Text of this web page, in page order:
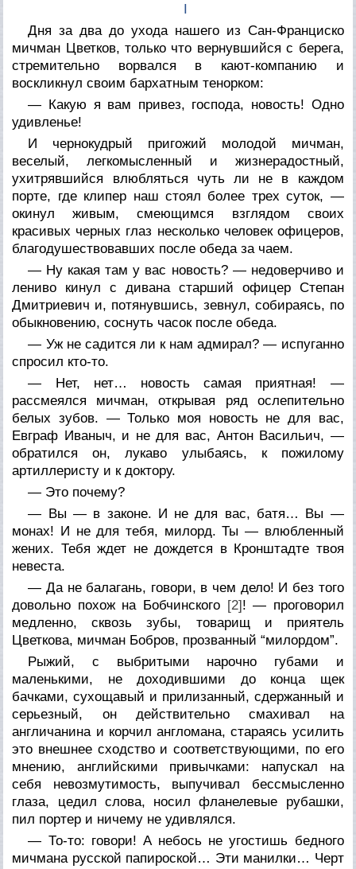
I
Дня за два до ухода нашего из Сан-Франциско
мичман Цветков, только что вернувшийся с берега,
стремительно ворвался в кают-компанию и
воскликнул своим бархатным тенорком:
— Какую я вам привез, господа, новость! Одно
удивленье!
И чернокудрый пригожий молодой мичман,
веселый, легкомысленный и жизнерадостный,
ухитрявшийся влюбляться чуть ли не в каждом
порте, где клипер наш стоял более трех суток, —
окинул живым, смеющимся взглядом своих
красивых черных глаз несколько человек офицеров,
благодушествовавших после обеда за чаем.
— Ну какая там у вас новость? — недоверчиво и
лениво кинул с дивана старший офицер Степан
Дмитриевич и, потянувшись, зевнул, собираясь, по
обыкновению, соснуть часок после обеда.
— Уж не садится ли к нам адмирал? — испуганно
спросил кто-то.
— Нет, нет… новость самая приятная! —
рассмеялся мичман, открывая ряд ослепительно
белых зубов. — Только моя новость не для вас,
Евграф Иваныч, и не для вас, Антон Васильич, —
обратился он, лукаво улыбаясь, к пожилому
артиллеристу и к доктору.
— Это почему?
— Вы — в законе. И не для вас, батя… Вы —
монах! И не для тебя, милорд. Ты — влюбленный
жених. Тебя ждет не дождется в Кронштадте твоя
невеста.
— Да не балагань, говори, в чем дело! И без того
довольно похож на Бобчинского [2]! — проговорил
медленно, сквозь зубы, товарищ и приятель
Цветкова, мичман Бобров, прозванный “милордом”.
Рыжий, с выбритыми нарочно губами и
маленькими, не доходившими до конца щек
бачками, сухощавый и прилизанный, сдержанный и
серьезный, он действительно смахивал на
англичанина и корчил англомана, стараясь усилить
это внешнее сходство и соответствующими, по его
мнению, английскими привычками: напускал на
себя невозмутимость, выпучивал бессмысленно
глаза, цедил слова, носил фланелевые рубашки,
пил портер и ничему не удивлялся.
— То-то: говори! А небось не угостишь бедного
мичмана русской папироской… Эти манилки… Черт